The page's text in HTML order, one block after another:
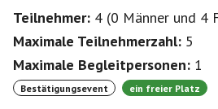
Teilnehmer: 4 (0 Männer und 4
Maximale Teilnehmerzahl: 5
Maximale Begleitpersonen: 1
Bestätigungsevent ein freier Platz